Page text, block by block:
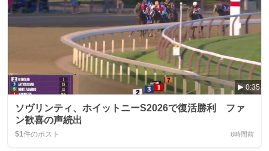
0:35
ソヴリンティ、ホイットニーS2026で復活勝利 ファ
ン歓喜の声続出
51件のポスト 6時間前